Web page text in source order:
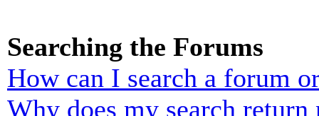
Searching the Forums
How can I search a forum
Why does my search return